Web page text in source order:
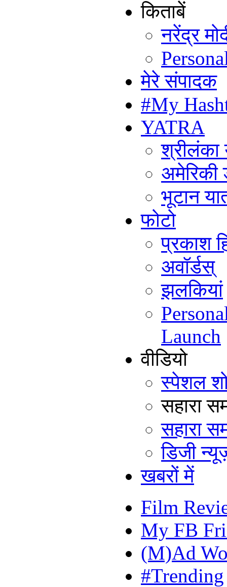
किताबें
नरेंद्र
मेरे संपादक
#My
YATRA
श्रीलंका
अमेरिकी
भूटान
फोटो
प्रकाश
अवॉर्डस्
झलकियां
Launch
वीडियो
स्पेशल
सहारा
सहारा
डिजी
खबरों में
Film
My FB
(M)Ad
#Trending